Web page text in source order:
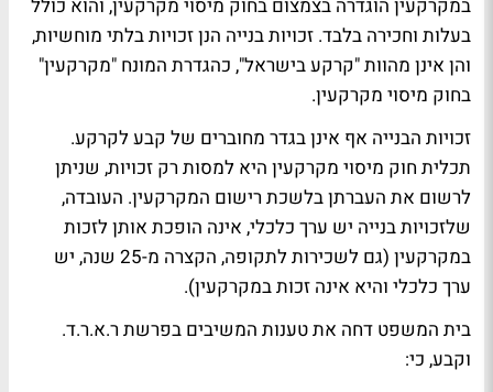
במקרקעין הוגדרה בצמצום בחוק מיסוי מקרקעין, והוא כולל
בעלות וחכירה בלבד. זכויות בנייה הנן זכויות בלתי מוחשיות,
והן אינן מהוות "קרקע בישראל", כהגדרת המונח "מקרקעין"
בחוק מיסוי מקרקעין.
זכויות הבנייה אף אינן בגדר מחוברים של קבע לקרקע.
תכלית חוק מיסוי מקרקעין היא למסות רק זכויות, שניתן
לרשום את העברתן בלשכת רישום המקרקעין. העובדה,
שלזכויות בנייה יש ערך כלכלי, אינה הופכת אותן לזכות
במקרקעין (גם לשכירות לתקופה, הקצרה מ-25 שנה, יש
ערך כלכלי והיא אינה זכות במקרקעין).
בית המשפט דחה את טענות המשיבים בפרשת ר.א.ר.ד.
וקבע, כי: